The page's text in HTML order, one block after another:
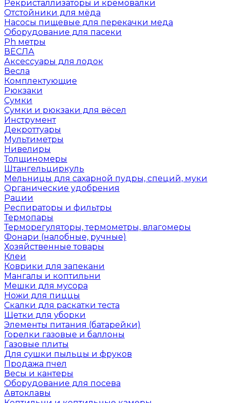
Рекристаллизаторы и кремовалки
Отстойники для мёда
Насосы пищевые для перекачки меда
Оборудование для пасеки
Ph метры
ВЁСЛА
Аксессуары для лодок
Весла
Комплектующие
Рюкзаки
Сумки
Сумки и рюкзаки для вёсел
Инструмент
Декроттуары
Мультиметры
Нивелиры
Толщиномеры
Штангельциркуль
Мельницы для сахарной пудры, специй, муки
Органические удобрения
Рации
Респираторы и фильтры
Термопары
Терморегуляторы, термометры, влагомеры
Фонари (налобные, ручные)
Хозяйственные товары
Клеи
Коврики для запекани
Мангалы и коптильни
Мешки для мусора
Ножи для пиццы
Скалки для раскатки теста
Щетки для уборки
Элементы питания (батарейки)
Горелки газовые и баллоны
Газовые плиты
Для сушки пыльцы и фруков
Продажа пчел
Весы и кантеры
Оборудование для посева
Автоклавы